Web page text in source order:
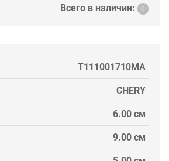
Всего в наличии: 0
T111001710MA
CHERY
6.00 см
9.00 см